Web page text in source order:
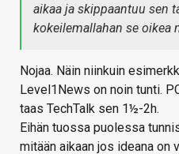
aikaa ja skippaantuu sen
kokeilemallahan se oikea
Nojaa. Näin niinkuin
Level1News on noin tunti.
taas TechTalk sen 1½-2h.
Eihän tuossa puolessa
mitään aikaan jos ideana on